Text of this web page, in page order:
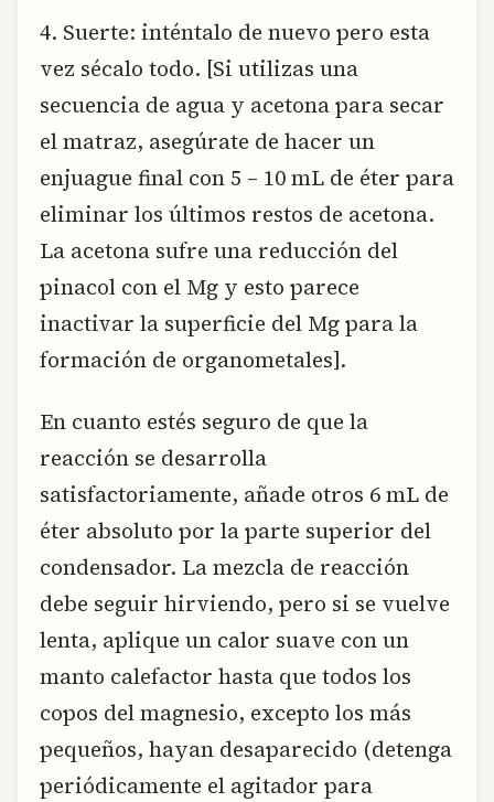
4. Suerte: inténtalo de nuevo pero esta
vez sécalo todo. [Si utilizas una
secuencia de agua y acetona para secar
el matraz, asegúrate de hacer un
enjuague final con 5 – 10 mL de éter para
eliminar los últimos restos de acetona.
La acetona sufre una reducción del
pinacol con el Mg y esto parece
inactivar la superficie del Mg para la
formación de organometales].
En cuanto estés seguro de que la
reacción se desarrolla
satisfactoriamente, añade otros 6 mL de
éter absoluto por la parte superior del
condensador. La mezcla de reacción
debe seguir hirviendo, pero si se vuelve
lenta, aplique un calor suave con un
manto calefactor hasta que todos los
copos del magnesio, excepto los más
pequeños, hayan desaparecido (detenga
periódicamente el agitador para